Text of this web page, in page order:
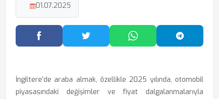
01.07.2025
Facebook'ta PaylaşTwitter'da PaylaşWhatsApp'ta Paylaş
İngiltere’de araba almak, özellikle 2025 yılında, otomobil
piyasasındaki değişimler ve fiyat dalgalanmalarıyla